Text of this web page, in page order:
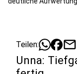
Teilen: mail
Unna: